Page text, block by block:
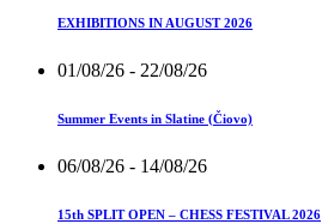
EXHIBITIONS IN AUGUST 2026
01/08/26 - 22/08/26
Summer Events in Slatine (Čiovo)
06/08/26 - 14/08/26
15th SPLIT OPEN – CHESS FESTIVAL 2026